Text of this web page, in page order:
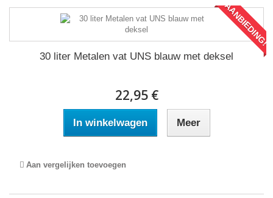
AANBIEDING!
30 liter Metalen vat UNS blauw met deksel
22,95 €
In winkelwagen Meer
Aan vergelijken toevoegen